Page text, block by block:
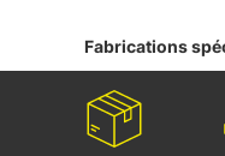
Fabrications